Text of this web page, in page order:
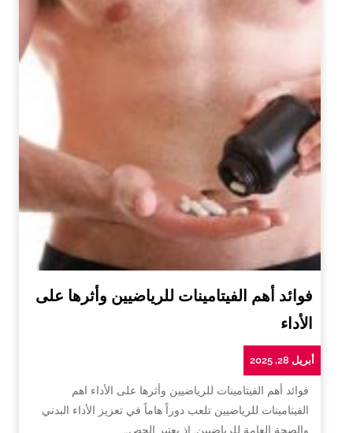
فوائد أهم الفيتامينات للرياضيين وأثرها على
الأداء
أبريل 28, 2025
فوائد أهم الفيتامينات للرياضيين وأثرها على الأداء اهم
الفيتامينات للرياضيين تلعب دوراً هاماً في تعزيز الأداء البدني
والصحة العامة للرياضيين. إذ يعتبر الحص…